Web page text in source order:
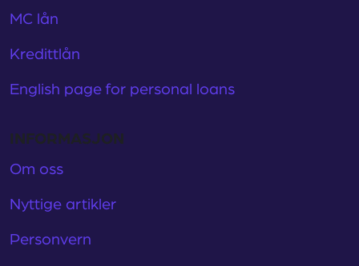
MC lån
Kredittlån
English page for personal loans
INFORMASJON
Om oss
Nyttige artikler
Personvern